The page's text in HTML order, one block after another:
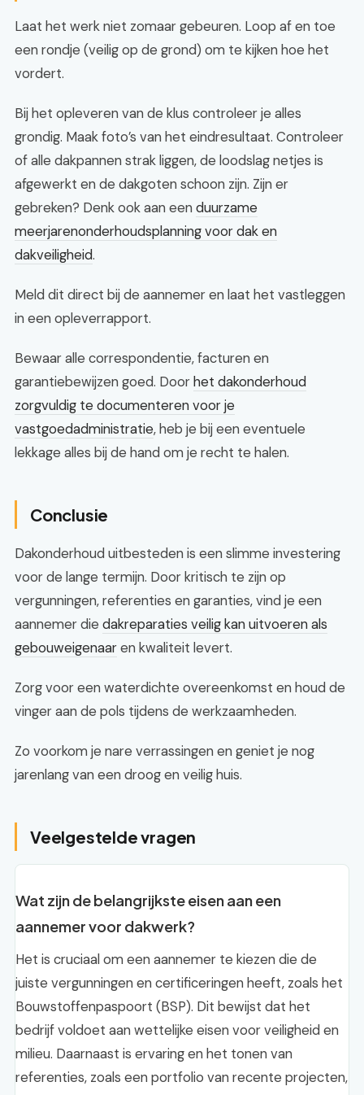
Laat het werk niet zomaar gebeuren. Loop af en toe
een rondje (veilig op de grond) om te kijken hoe het
vordert.
Bij het opleveren van de klus controleer je alles
grondig. Maak foto’s van het eindresultaat. Controleer
of alle dakpannen strak liggen, de loodslag netjes is
afgewerkt en de dakgoten schoon zijn. Zijn er
gebreken? Denk ook aan eenduurzame
meerjarenonderhoudsplanning voor dak en
dakveiligheid.
Meld dit direct bij de aannemer en laat het vastleggen
in een opleverrapport.
Bewaar alle correspondentie, facturen en
garantiebewijzen goed. Doorhet dakonderhoud
zorgvuldig te documenteren voor je
vastgoedadministratie, heb je bij een eventuele
lekkage alles bij de hand om je recht te halen.
Conclusie
Dakonderhoud uitbesteden is een slimme investering
voor de lange termijn. Door kritisch te zijn op
vergunningen, referenties en garanties, vind je een
aannemer die dakreparaties veilig kan uitvoeren als
gebouweigenaaren kwaliteit levert.
Zorg voor een waterdichte overeenkomst en houd de
vinger aan de pols tijdens de werkzaamheden.
Zo voorkom je nare verrassingen en geniet je nog
jarenlang van een droog en veilig huis.
Veelgestelde vragen
Wat zijn de belangrijkste eisen aan een
aannemer voor dakwerk?
Het is cruciaal om een aannemer te kiezen die de
juiste vergunningen en certificeringen heeft, zoals het
Bouwstoffenpaspoort (BSP). Dit bewijst dat het
bedrijf voldoet aan wettelijke eisen voor veiligheid en
milieu. Daarnaast is ervaring en het tonen van
referenties, zoals een portfolio van recente projecten,